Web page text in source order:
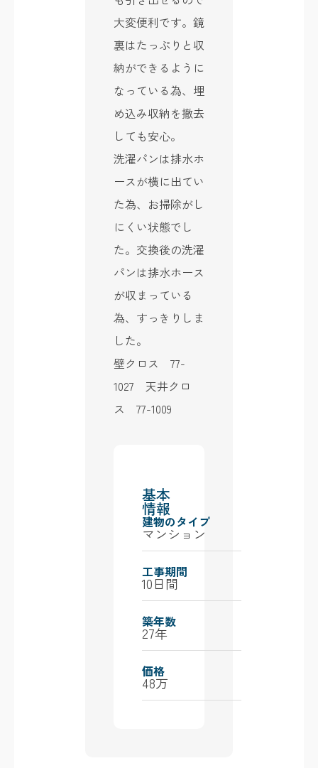
大変便利です。鏡
裏はたっぷりと収
納ができるように
なっている為、埋
め込み収納を撤去
しても安心。
洗濯パンは排水ホ
ースが横に出てい
た為、お掃除がし
にくい状態でし
た。交換後の洗濯
パンは排水ホース
が収まっている
為、すっきりしま
した。
壁クロス 77-
1027 天井クロ
ス 77-1009
基本
情報
建物のタイプ
マンション
工事期間
10日間
築年数
27年
価格
48万